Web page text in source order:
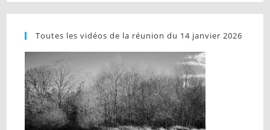
Toutes les vidéos de la réunion du 14 janvier 2026